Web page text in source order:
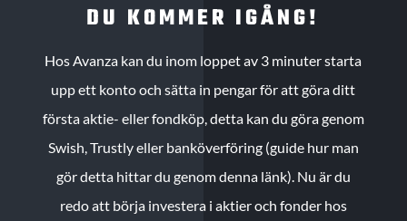
DU KOMMER IGÅNG!
Hos Avanza kan du inom loppet av 3 minuter starta
upp ett konto och sätta in pengar för att göra ditt
första aktie- eller fondköp, detta kan du göra genom
Swish, Trustly eller banköverföring (guide hur man
gör detta hittar du genom denna länk). Nu är du
redo att börja investera i aktier och fonder hos